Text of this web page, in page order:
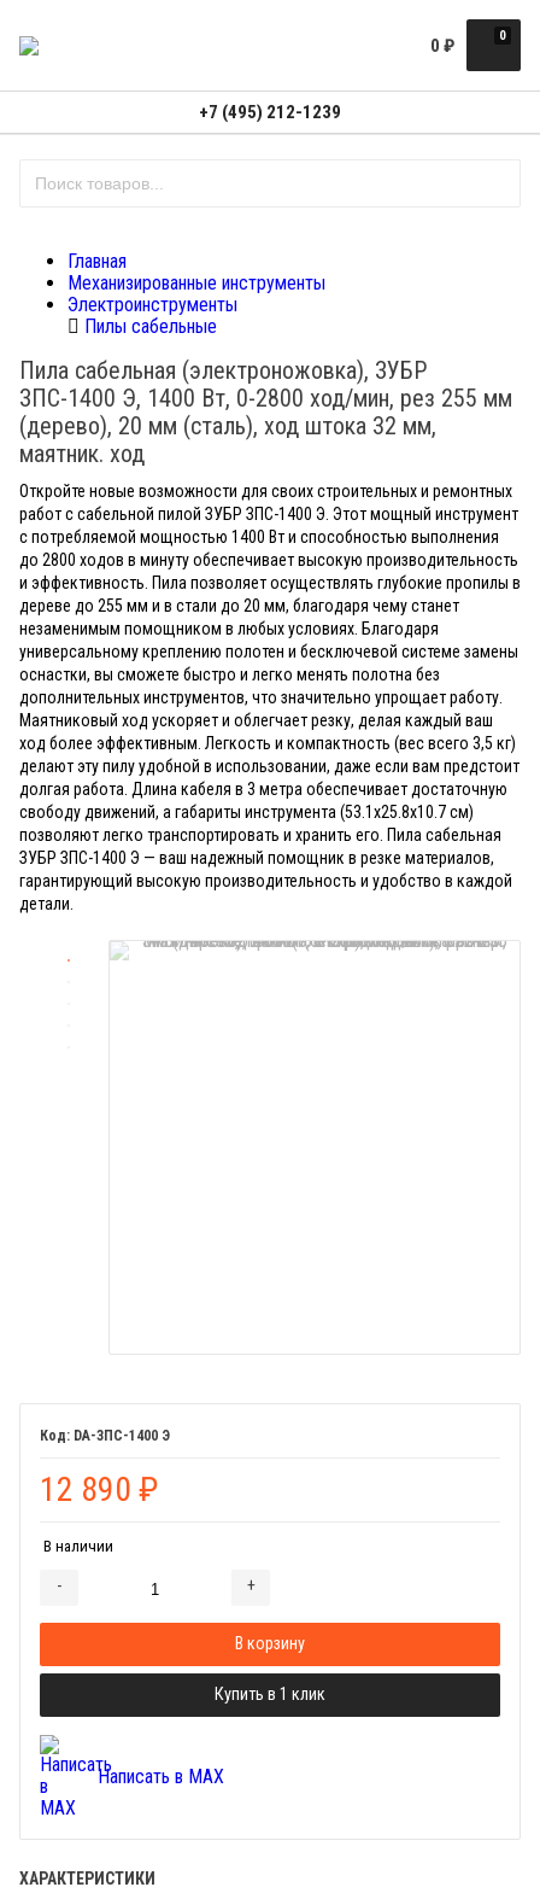
0
0 ₽
+7 (495) 212-1239
Главная
Механизированные инструменты
Электроинструменты
Пилы сабельные
Пила сабельная (электроножовка), ЗУБР
ЗПС-1400 Э, 1400 Вт, 0-2800 ход/мин, рез 255 мм
(дерево), 20 мм (сталь), ход штока 32 мм,
маятник. ход
Откройте новые возможности для своих строительных и ремонтных
работ с сабельной пилой ЗУБР ЗПС-1400 Э. Этот мощный инструмент
с потребляемой мощностью 1400 Вт и способностью выполнения
до 2800 ходов в минуту обеспечивает высокую производительность
и эффективность. Пила позволяет осуществлять глубокие пропилы в
дереве до 255 мм и в стали до 20 мм, благодаря чему станет
незаменимым помощником в любых условиях. Благодаря
универсальному креплению полотен и бесключевой системе замены
оснастки, вы сможете быстро и легко менять полотна без
дополнительных инструментов, что значительно упрощает работу.
Маятниковый ход ускоряет и облегчает резку, делая каждый ваш
ход более эффективным. Легкость и компактность (вес всего 3,5 кг)
делают эту пилу удобной в использовании, даже если вам предстоит
долгая работа. Длина кабеля в 3 метра обеспечивает достаточную
свободу движений, а габариты инструмента (53.1x25.8x10.7 см)
позволяют легко транспортировать и хранить его. Пила сабельная
ЗУБР ЗПС-1400 Э — ваш надежный помощник в резке материалов,
гарантирующий высокую производительность и удобство в каждой
детали.
DA-ЗПС-1400 Э
12 890 ₽
В наличии
- +
В корзину
Купить в 1 клик
Написать в MAX
ХАРАКТЕРИСТИКИ